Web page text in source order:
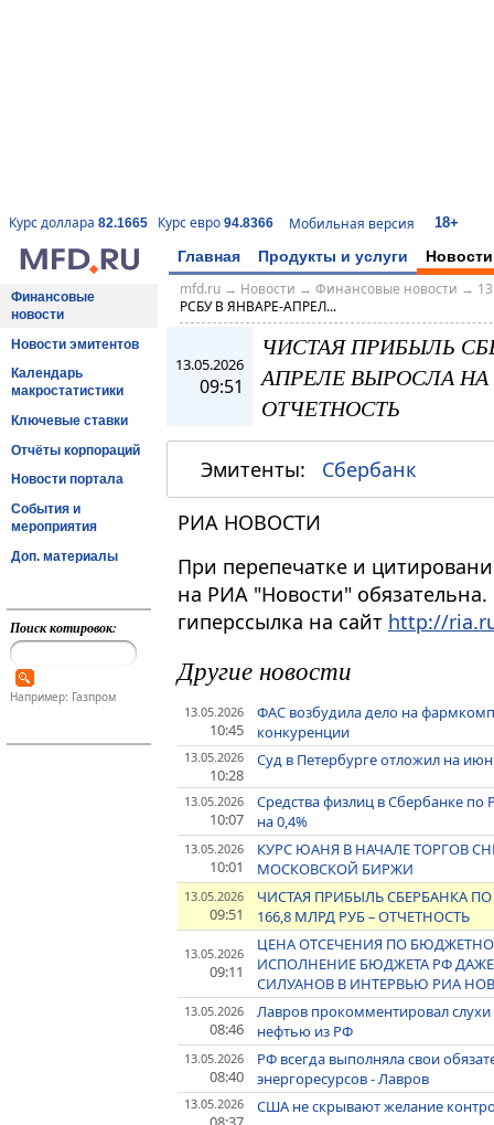
Курс доллара 82.1665 Курс евро 94.8366 Мобильная версия 18+
Главная Продукты и услуги Новости
Финансовые
новости
Новости эмитентов
Календарь
макростатистики
Ключевые ставки
Отчёты корпораций
Новости портала
События и
мероприятия
Доп. материалы
Поиск котировок:
Например: Газпром
mfd.ru→ Новости → Финансовые новости →
РСБУ В ЯНВАРЕ-АПРЕЛ...
13.05.2026
09:51
ЧИСТАЯ ПРИБЫЛЬ
АПРЕЛЕ ВЫРОСЛА НА
ОТЧЕТНОСТЬ
Эмитенты: Сбербанк
РИА НОВОСТИ
При перепечатке и
на РИА "Новости"
гиперссылка на сайт http://
Другие новости
13.05.2026
10:45
ФАС возбудила дело на
конкуренции
13.05.2026
10:28
Суд в Петербурге отложил на
13.05.2026
10:07
Средства физлиц в Сбербанке по
на 0,4%
13.05.2026
10:01
КУРС ЮАНЯ В НАЧАЛЕ ТОРГОВ
МОСКОВСКОЙ БИРЖИ
13.05.2026
09:51
ЧИСТАЯ ПРИБЫЛЬ СБЕРБАНКА
166,8 МЛРД РУБ – ОТЧЕТНОСТЬ
13.05.2026
09:11
ЦЕНА ОТСЕЧЕНИЯ ПО
ИСПОЛНЕНИЕ БЮДЖЕТА РФ
СИЛУАНОВ В ИНТЕРВЬЮ РИА
13.05.2026
08:46
Лавров прокомментировал
нефтью из РФ
13.05.2026
08:40
РФ всегда выполняла свои
энергоресурсов - Лавров
13.05.2026 США не скрывают желание